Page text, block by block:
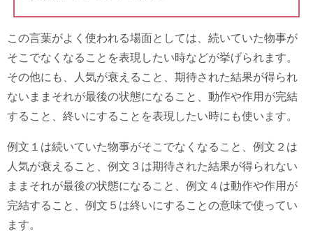
この言葉がよく使われる場面としては、続いていた物事が
そこでなくなることを表現したい時などが挙げられます。
その他にも、人気が衰えること、期待された結果が得られ
ないままそれが最後の状態になること、動作や作用が完結
すること、終いにすることを表現したい時にも使います。
例文１は続いていた物事がそこでなくなること、例文２は
人気が衰えること、例文３は期待された結果が得られない
ままそれが最後の状態になること、例文４は動作や作用が
完結すること、例文５は終いにすることの意味で使ってい
ます。